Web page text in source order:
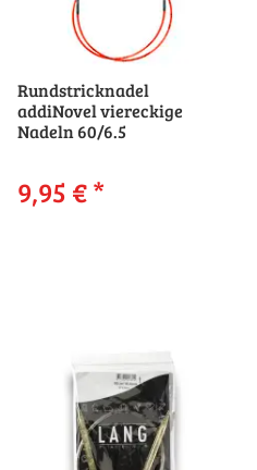
Rundstricknadel
addiNovel viereckige
Nadeln 60/6.5
9,95 €*